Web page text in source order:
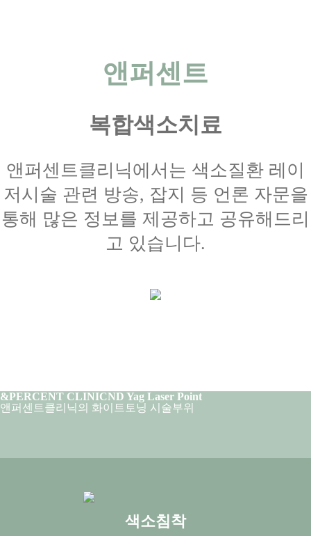
앤퍼센트
복합색소치료
앤퍼센트클리닉에서는 색소질환 레이
저시술 관련 방송, 잡지 등 언론 자문을
통해 많은 정보를 제공하고 공유해드리
고 있습니다.
&PERCENT CLINICND Yag Laser Point
앤퍼센트클리닉의 화이트토닝 시술부위
색소침착